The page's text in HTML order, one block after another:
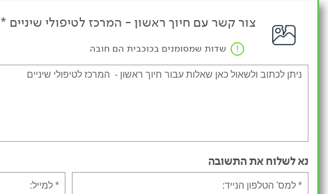
צור קשר עם חיוך ראשון - המרכז לטיפולי שיניים *
שדות שמסומנים בכוכבית הם חובה
נא לשלוח את התשובה